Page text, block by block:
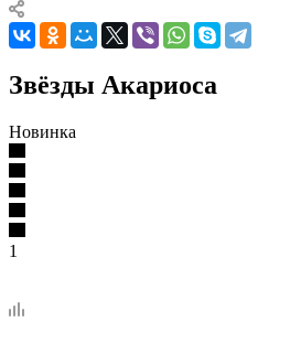
Звёзды Акариоса
Новинка
1